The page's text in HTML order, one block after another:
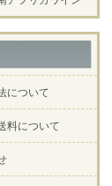
について
料について